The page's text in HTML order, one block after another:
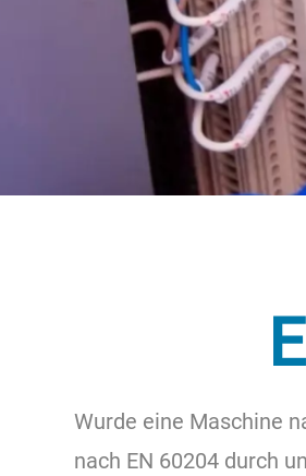
Wurde eine Maschine
nach EN 60204 durch